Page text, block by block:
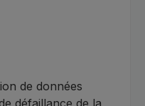
de données
défaillance de la